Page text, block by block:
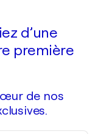
d’une
première
de nos